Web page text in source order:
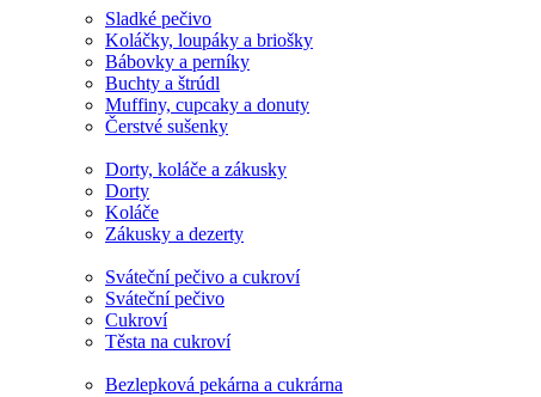
Sladké pečivo
Koláčky, loupáky a briošky
Bábovky a perníky
Buchty a štrúdl
Muffiny, cupcaky a donuty
Čerstvé sušenky
Dorty, koláče a zákusky
Dorty
Koláče
Zákusky a dezerty
Sváteční pečivo a cukroví
Sváteční pečivo
Cukroví
Těsta na cukroví
Bezlepková pekárna a cukrárna